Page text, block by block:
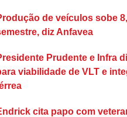
de veículos sobe
diz Anfavea
Prudente e Infra
viabilidade de VLT e
cita papo com